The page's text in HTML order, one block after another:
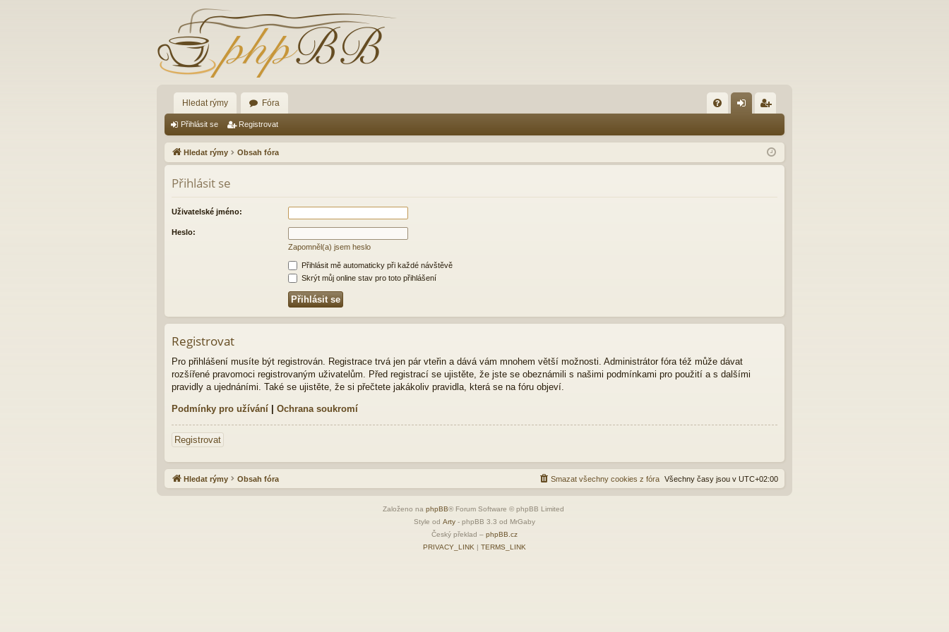
Hledat rýmy Fóra
Q lá
sit
ist
ro
Přihlásit se Registrovat
Hledat rýmy Obsah fóra
Přihlásit se
Uživatelské jméno:
Heslo:
Zapomněl(a) jsem heslo
Přihlásit mě automaticky při každé návštěvě
Skrýt můj online stav pro toto přihlášení
Registrovat
Pro přihlášení musíte být registrován. Registrace trvá jen pár vteřin a dává vám mnohem větší možnosti. Administrátor fóra též může dávat
rozšířené pravomoci registrovaným uživatelům. Před registrací se ujistěte, že jste se obeznámili s našimi podmínkami pro použití a s dalšími
pravidly a ujednáními. Také se ujistěte, že si přečtete jakákoliv pravidla, která se na fóru objeví.
Podmínky pro užívání | Ochrana soukromí
Registrovat
Hledat rýmy Obsah fóra Všechny časy jsou v UTC+02:00
Smazat všechny cookies z fóra
Založeno na phpBB® Forum Software © phpBB Limited
Style od Arty - phpBB 3.3 od MrGaby
Český překlad – phpBB.cz
PRIVACY_LINK | TERMS_LINK